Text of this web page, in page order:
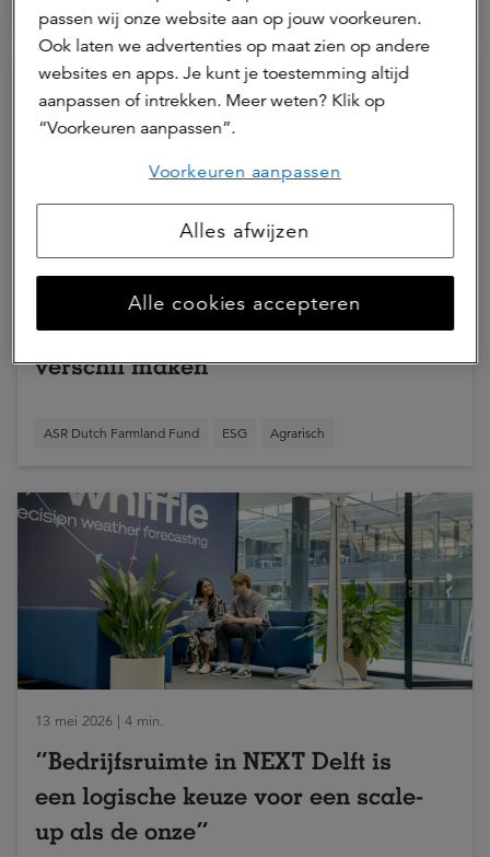
Met het emissiereductietraject wil
MKP Agro nog meer het duurzame
verschil maken
ASR Dutch Farmland Fund ESG Agrarisch
13 mei 2026 | 4 min.
“Bedrijfsruimte in NEXT Delft is
een logische keuze voor een scale-
up als de onze”
passen wij onze website aan op jouw voorkeuren.
Ook laten we advertenties op maat zien op andere
websites en apps. Je kunt je toestemming altijd
aanpassen of intrekken. Meer weten? Klik op
“Voorkeuren aanpassen”.
Voorkeuren aanpassen
Alles afwijzen
Alle cookies accepteren